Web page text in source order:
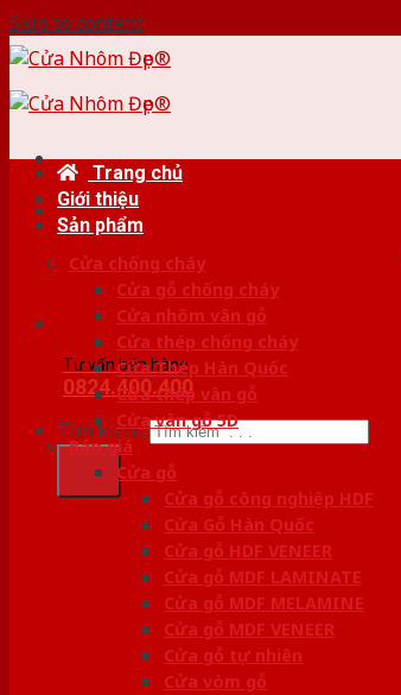
Skip to content
Tư vấn bán hàng
0824.400.400
Tìm kiếm:
Trang chủ
Giới thiệu
Sản phẩm
Cửa chống cháy
Cửa gỗ chống cháy
Cửa nhôm vân gỗ
Cửa thép chống cháy
Cửa Thép Hàn Quốc
Cửa thép vân gỗ
Cửa vân gỗ 5D
Báo giá
Cửa gỗ
Cửa gỗ công nghiệp HDF
Cửa Gỗ Hàn Quốc
Cửa gỗ HDF VENEER
Cửa gỗ MDF LAMINATE
Cửa gỗ MDF MELAMINE
Cửa gỗ MDF VENEER
Cửa gỗ tự nhiên
Cửa vòm gỗ